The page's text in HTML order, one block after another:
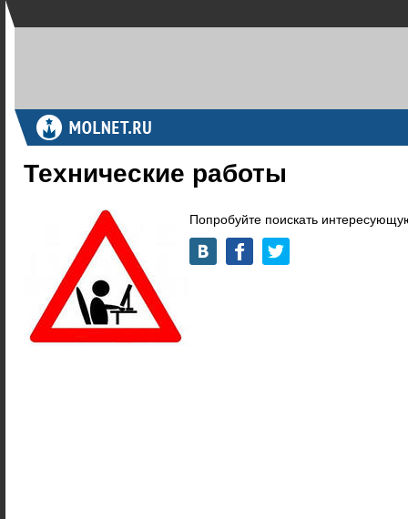
Технические работы
Попробуйте поискать